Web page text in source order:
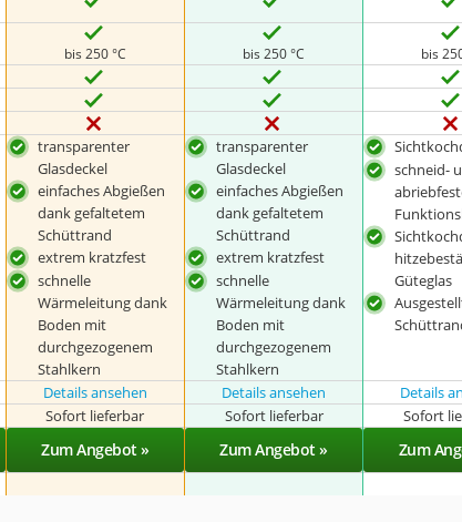
bis 250 °C bis 250 °C bis
transparenter
Glasdeckel
einfaches Abgießen
dank gefaltetem
Schüttrand
extrem kratzfest
schnelle
Wärmeleitung dank
Boden mit
durchgezogenem
Stahlkern
transparenter
Glasdeckel
einfaches Abgießen
dank gefaltetem
Schüttrand
extrem kratzfest
schnelle
Wärmeleitung dank
Boden mit
durchgezogenem
Stahlkern
schneid-
Güteglas
Details ansehen Details ansehen Details
Sofort lieferbar Sofort lieferbar Sofort
Zum Angebot » Zum Angebot » Zum